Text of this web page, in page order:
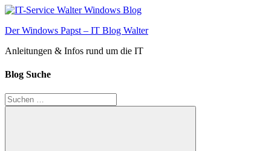
Zum
springen
Der Windows Papst – IT Blog Walter
Anleitungen & Infos rund um die IT
Blog Suche
Suchen
nach: